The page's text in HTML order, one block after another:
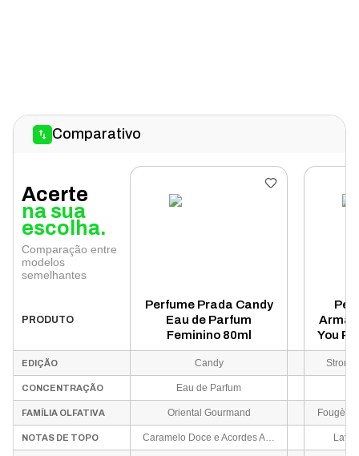
Comparativo
Acerte
na sua
escolha.
Comparação entre
modelos
semelhantes
PRODUTO
Perfume Prada Candy
Eau de Parfum
Feminino 80ml
You
EDIÇÃO Candy
CONCENTRAÇÃO Eau de Parfum
FAMÍLIA OLFATIVA Oriental Gourmand Fougère
NOTAS DE TOPO Caramelo Doce e Acordes Açucarados